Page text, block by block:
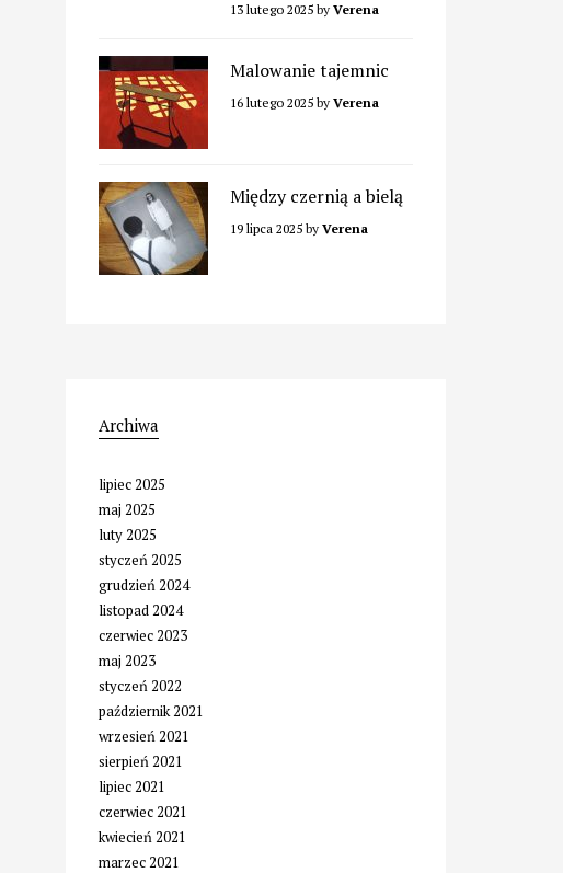
13 lutego 2025by Verena
Malowanie tajemnic
16 lutego 2025by Verena
Między czernią a bielą
19 lipca 2025by Verena
Archiwa
lipiec 2025
maj 2025
luty 2025
styczeń 2025
grudzień 2024
listopad 2024
czerwiec 2023
maj 2023
styczeń 2022
październik 2021
wrzesień 2021
sierpień 2021
lipiec 2021
czerwiec 2021
kwiecień 2021
marzec 2021